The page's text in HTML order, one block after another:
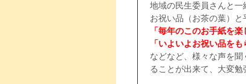
地域の民生委員さんと一
お祝い品（お茶の葉）と
「毎年のこのお手紙を楽
「いよいよお祝い品を
などなど、様々な声を
ることが出来て、大変勉